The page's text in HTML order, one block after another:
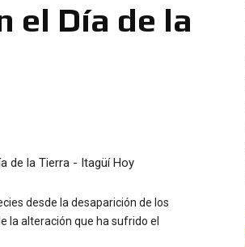
el Día de la
desde la desaparición de los
la alteración que ha sufrido el